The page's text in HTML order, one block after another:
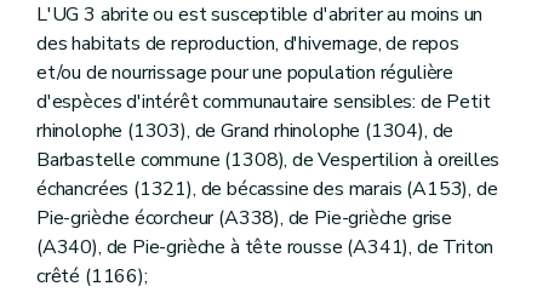
L'UG 3 abrite ou est susceptible d'abriter au moins un
des habitats de reproduction, d'hivernage, de repos
et/ou de nourrissage pour une population régulière
d'espèces d'intérêt communautaire sensibles: de Petit
rhinolophe (1303), de Grand rhinolophe (1304), de
Barbastelle commune (1308), de Vespertilion à oreilles
échancrées (1321), de bécassine des marais (A153), de
Pie-grièche écorcheur (A338), de Pie-grièche grise
(A340), de Pie-grièche à tête rousse (A341), de Triton
crêté (1166);